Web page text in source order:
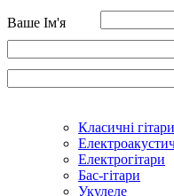
Ваше Ім'я
Класичні гітари
Електрогітари
Бас-гітари
Укулеле